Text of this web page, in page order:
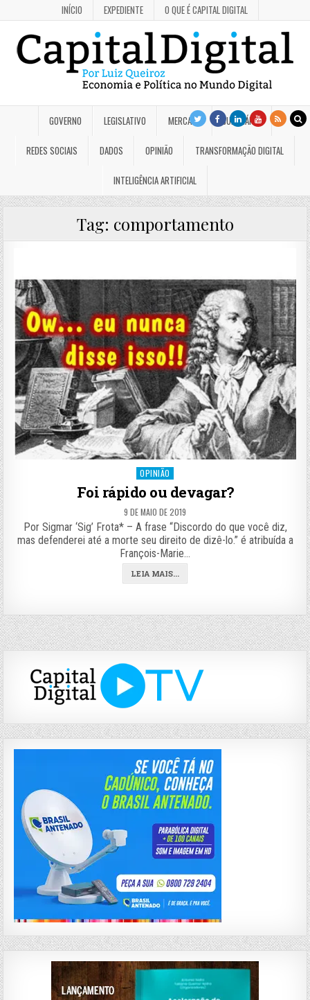
INÍCIO EXPEDIENTE O QUE É CAPITAL DIGITAL
GOVERNO LEGISLATIVO MERCADO JUDICIÁRIO
REDES SOCIAIS DADOS OPINIÃO TRANSFORMAÇÃO DIGITAL
INTELIGÊNCIA ARTIFICIAL
Tag: comportamento
Posted
in
OPINIÃO
Foi rápido ou devagar?
9 DE MAIO DE 2019
Por Sigmar ‘Sig’ Frota* – A frase “Discordo do que você diz,
mas defenderei até a morte seu direito de dizê-lo.” é atribuída a
François-Marie…
LEIA MAIS...